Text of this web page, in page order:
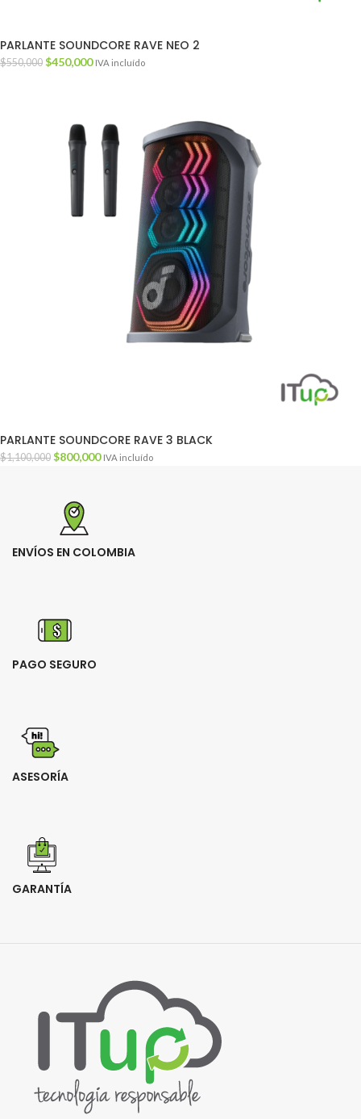
PARLANTE SOUNDCORE RAVE NEO 2
$550,000 $450,000 IVA incluído
PARLANTE SOUNDCORE RAVE 3 BLACK
$1,100,000 $800,000 IVA incluído
ENVÍOS EN COLOMBIA
PAGO SEGURO
ASESORÍA
GARANTÍA